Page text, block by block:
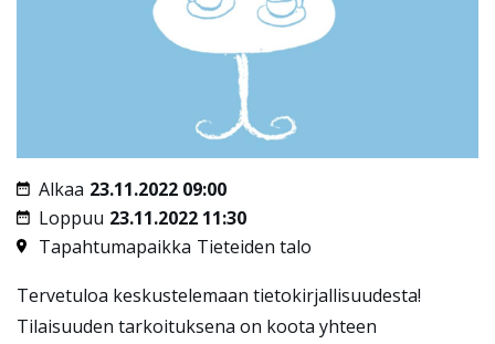
Alkaa 23.11.2022 09:00
Loppuu 23.11.2022 11:30
Tapahtumapaikka Tieteiden talo
Tervetuloa keskustelemaan tietokirjallisuudesta!
Tilaisuuden tarkoituksena on koota yhteen